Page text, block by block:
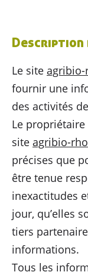
Description
Le site
fournir une
des activités
Le
site agribio-
précises que
être tenue
inexactitudes
jour, qu’elles
tiers
informations.
Tous les